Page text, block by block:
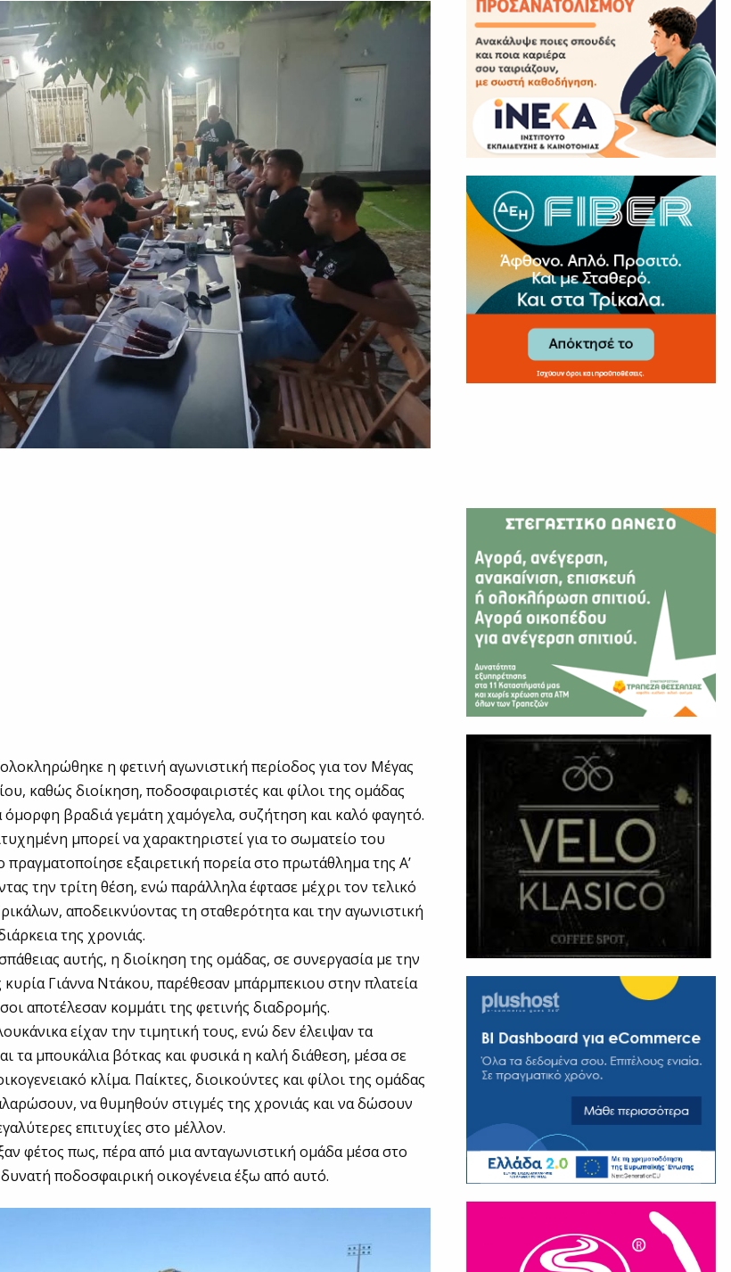
η φετινή αγωνιστική περίοδος για τον Μέγας
καθώς διοίκηση, ποδοσφαιριστές και φίλοι της ομάδας
βραδιά γεμάτη χαμόγελα, συζήτηση και καλό φαγητό.
μπορεί να χαρακτηριστεί για το σωματείο του
εξαιρετική πορεία στο πρωτάθλημα της Α’
την τρίτη θέση, ενώ παράλληλα έφτασε μέχρι τον τελικό
αποδεικνύοντας τη σταθερότητα και την αγωνιστική
της χρονιάς.
αυτής, η διοίκηση της ομάδας, σε συνεργασία με την
Γιάννα Ντάκου, παρέθεσαν μπάρμπεκιου στην πλατεία
αποτέλεσαν κομμάτι της φετινής διαδρομής.
είχαν την τιμητική τους, ενώ δεν έλειψαν τα
τα μπουκάλια βότκας και φυσικά η καλή διάθεση, μέσα σε
κλίμα. Παίκτες, διοικούντες και φίλοι της ομάδας
να θυμηθούν στιγμές της χρονιάς και να δώσουν
επιτυχίες στο μέλλον.
φέτος πως, πέρα από μια ανταγωνιστική ομάδα μέσα στο
ποδοσφαιρική οικογένεια έξω από αυτό.